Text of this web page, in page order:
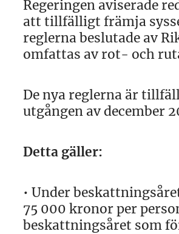
Regeringen aviserade
att tillfälligt främja
reglerna beslutade av
omfattas av rot- och
De nya reglerna är
utgången av december
Detta gäller:
• Under
75 000 kronor per
beskattningsåret som